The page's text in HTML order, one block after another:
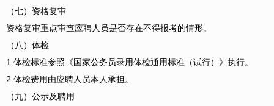
（七）资格复审
资格复审重点审查应聘人员是否存在不得报考的情形。
（八）体检
1.体检标准参照《国家公务员录用体检通用标准（试行）》执行。
2.体检费用由应聘人员本人承担。
（九）公示及聘用